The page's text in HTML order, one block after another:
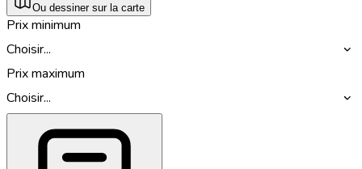
Ou dessiner sur la carte
Prix minimum
Choisir...
Prix maximum
Choisir...